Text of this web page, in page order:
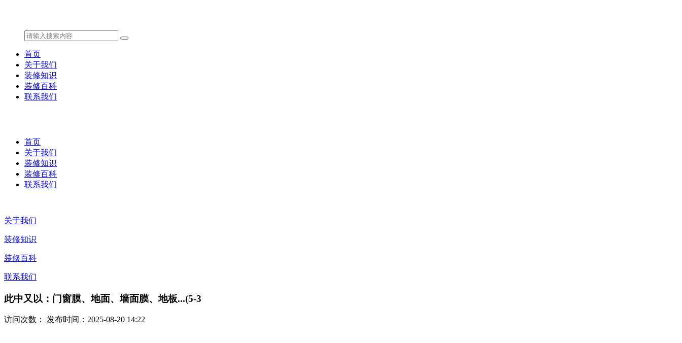
首页
关于我们
装修知识
装修百科
联系我们
首页
关于我们
装修知识
装修百科
联系我们
关于我们
装修知识
装修百科
联系我们
此中又以：门窗膜、地面、墙面膜、地板...(5-3
访问次数： 发布时间：2025-08-20 14:22